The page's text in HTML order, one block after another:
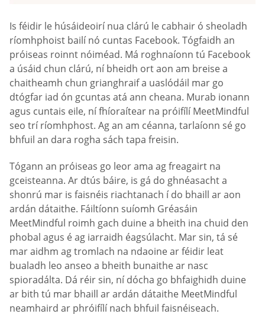
Is féidir le húsáideoirí nua clárú le cabhair ó sheoladh
ríomhphoist bailí nó cuntas Facebook. Tógfaidh an
próiseas roinnt nóiméad. Má roghnaíonn tú Facebook
a úsáid chun clárú, ní bheidh ort aon am breise a
chaitheamh chun grianghraif a uaslódáil mar go
dtógfar iad ón gcuntas atá ann cheana. Murab ionann
agus cuntais eile, ní fhíoraítear na próifílí MeetMindful
seo trí ríomhphost. Ag an am céanna, tarlaíonn sé go
bhfuil an dara rogha sách tapa freisin.
Tógann an próiseas go leor ama ag freagairt na
gceisteanna. Ar dtús báire, is gá do ghnéasacht a
shonrú mar is faisnéis riachtanach í do bhaill ar aon
ardán dátaithe. Fáiltíonn suíomh Gréasáin
MeetMindful roimh gach duine a bheith ina chuid den
phobal agus é ag iarraidh éagsúlacht. Mar sin, tá sé
mar aidhm ag tromlach na ndaoine ar féidir leat
bualadh leo anseo a bheith bunaithe ar nasc
spioradálta. Dá réir sin, ní dócha go bhfaighidh duine
ar bith tú mar bhaill ar ardán dátaithe MeetMindful
neamhaird ar phróifílí nach bhfuil faisnéiseach.